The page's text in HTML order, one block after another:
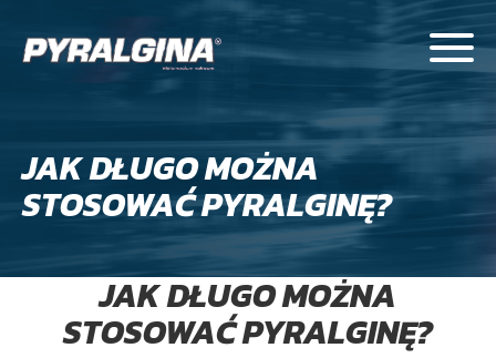
JAK DŁUGO MOŻNA
STOSOWAĆ PYRALGINĘ?
JAK DŁUGO MOŻNA
STOSOWAĆ PYRALGINĘ?